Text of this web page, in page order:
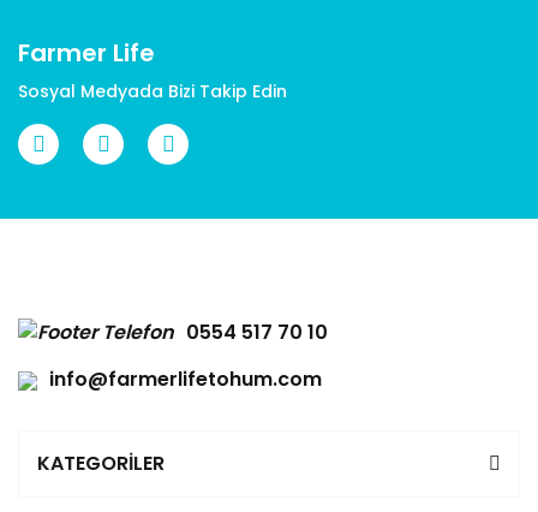
Farmer Life
Sosyal Medyada Bizi Takip Edin
0554 517 70 10
info@farmerlifetohum.com
KATEGORİLER